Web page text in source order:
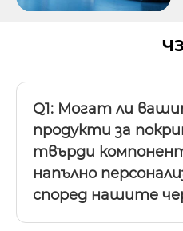
Q1: Могат ли
продукти за
твърди
напълно
според нашите